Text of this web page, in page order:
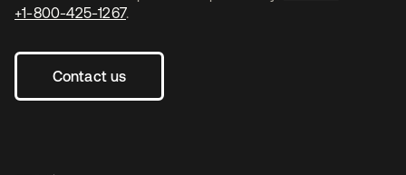
+1-800-425-1267.
Contact us